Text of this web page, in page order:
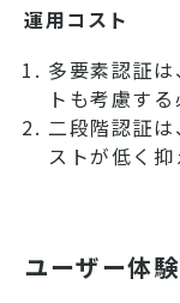
運用コスト
多要素認証
トも考慮す
二段階認証
ストが低く抑
ユーザー体